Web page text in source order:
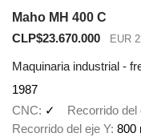
Maho MH 400 C
CLP$23.670.000
EUR
Maquinaria industrial -
1987
CNC
✓ Recorrido del
Recorrido del eje Y 800